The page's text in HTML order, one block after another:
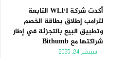
أكدت شركة WLFI التابعة
لترامب إطلاق بطاقة الخصم
وتطبيق البيع بالتجزئة في إطار
شراكتها مع Bithumb
سبتمبر 24, 2025